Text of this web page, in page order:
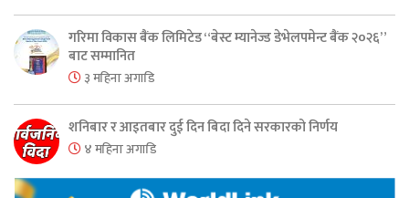
गरिमा विकास बैंक लिमिटेड “बेस्ट म्यानेज्ड डेभेलपमेन्ट बैंक २०२६”
बाट सम्मानित
३ महिना अगाडि
शनिबार र आइतबार दुई दिन बिदा दिने सरकारको निर्णय
४ महिना अगाडि